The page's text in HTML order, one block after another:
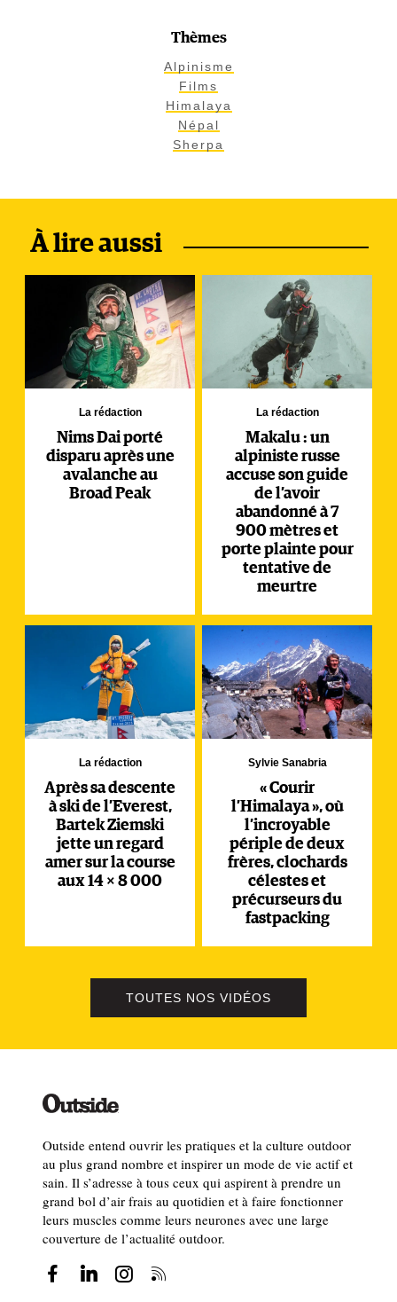
Thèmes
Alpinisme
Films
Himalaya
Népal
Sherpa
À lire aussi
La rédaction
Nims Dai porté
disparu après une
avalanche au
Broad Peak
La rédaction
Makalu : un
alpiniste russe
accuse son guide
de l’avoir
abandonné à 7
900 mètres et
porte plainte pour
tentative de
meurtre
La rédaction
Après sa descente
à ski de l’Everest,
Bartek Ziemski
jette un regard
amer sur la course
aux 14 × 8 000
Sylvie Sanabria
« Courir
l’Himalaya », où
l’incroyable
périple de deux
frères, clochards
célestes et
précurseurs du
fastpacking
TOUTES NOS VIDÉOS
Outside entend ouvrir les pratiques et la culture outdoor
au plus grand nombre et inspirer un mode de vie actif et
sain. Il s’adresse à tous ceux qui aspirent à prendre un
grand bol d’air frais au quotidien et à faire fonctionner
leurs muscles comme leurs neurones avec une large
couverture de l’actualité outdoor.